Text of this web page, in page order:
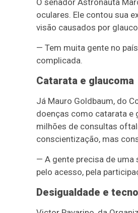
O senador Astronauta
oculares. Ele contou sua
visão causados por
— Tem muita gente no
complicada.
Catarata e glaucoma
Já Mauro Goldbaum, do
doenças como catarata e
milhões de consultas
conscientização, mas
— A gente precisa de uma
pelo acesso, pela
Desigualdade e